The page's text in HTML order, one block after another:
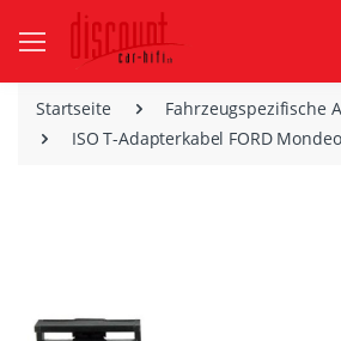
Startseite
Fahrzeugspezifische
ISO T-Adapterkabel FORD